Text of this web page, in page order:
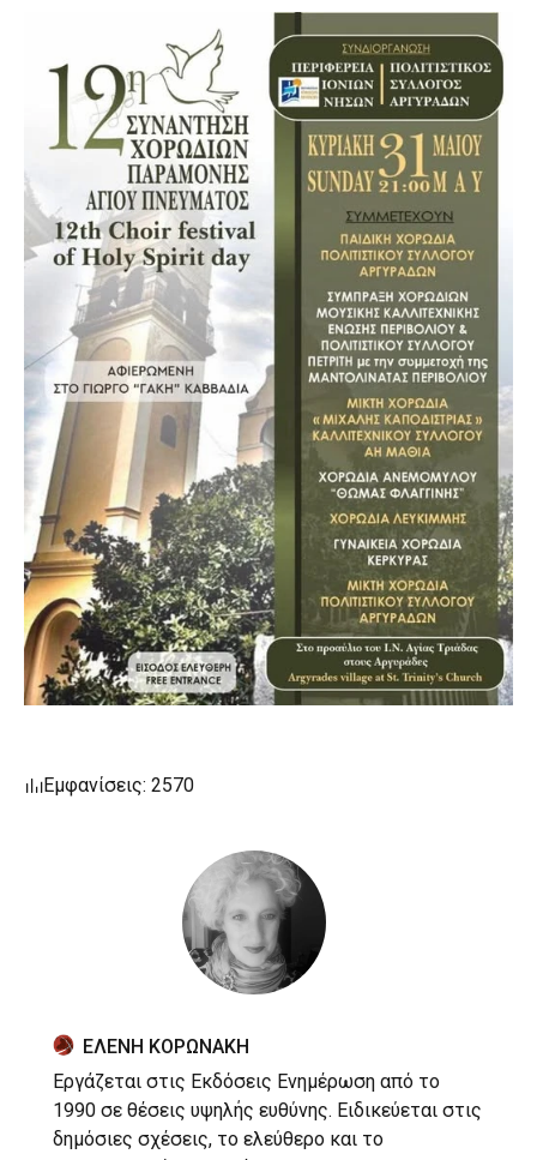
Εμφανίσεις: 2570
ΕΛΕΝΗ ΚΟΡΩΝΑΚΗ
Εργάζεται στις Εκδόσεις Ενημέρωση από το
1990 σε θέσεις υψηλής ευθύνης. Ειδικεύεται στις
δημόσιες σχέσεις, το ελεύθερο και το